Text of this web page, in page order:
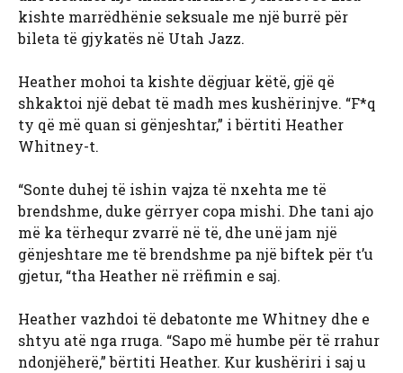
kishte marrëdhënie seksuale me një burrë për
bileta të gjykatës në Utah Jazz.
Heather mohoi ta kishte dëgjuar këtë, gjë që
shkaktoi një debat të madh mes kushërinjve. “F*q
ty që më quan si gënjeshtar,” i bërtiti Heather
Whitney-t.
“Sonte duhej të ishin vajza të nxehta me të
brendshme, duke gërryer copa mishi. Dhe tani ajo
më ka tërhequr zvarrë në të, dhe unë jam një
gënjeshtare me të brendshme pa një biftek për t’u
gjetur, “tha Heather në rrëfimin e saj.
Heather vazhdoi të debatonte me Whitney dhe e
shtyu atë nga rruga. “Sapo më humbe për të rrahur
ndonjëherë,” bërtiti Heather. Kur kushëriri i saj u